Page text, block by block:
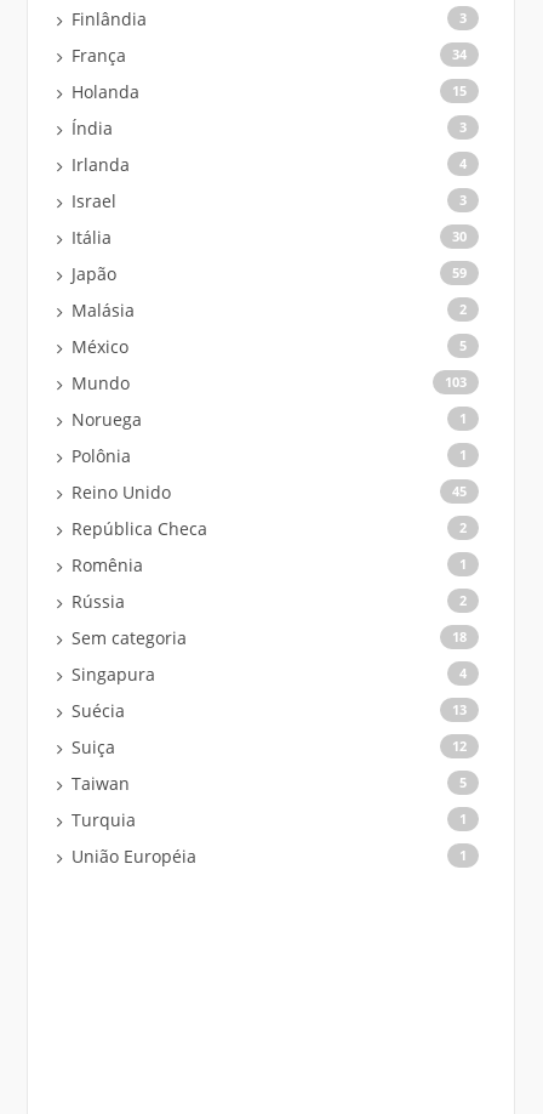
Finlândia 3
França 34
Holanda 15
Índia 3
Irlanda 4
Israel 3
Itália 30
Japão 59
Malásia 2
México 5
Mundo 103
Noruega 1
Polônia 1
Reino Unido 45
República Checa 2
Romênia 1
Rússia 2
Sem categoria 18
Singapura 4
Suécia 13
Suiça 12
Taiwan 5
Turquia 1
União Européia 1